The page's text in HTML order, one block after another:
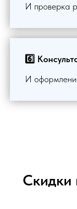
И проверка
6️⃣
И
Скидки